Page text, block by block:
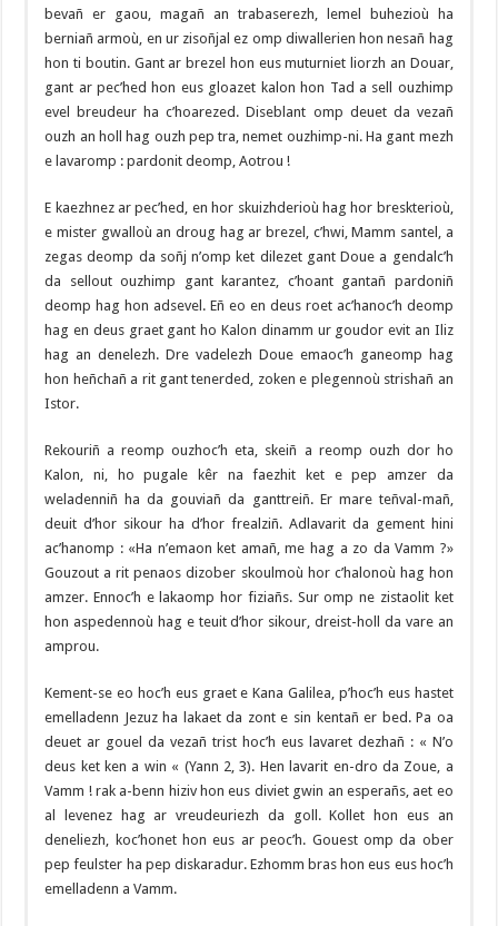
bevañ er gaou, magañ an trabaserezh, lemel buhezioù ha
berniañ armoù, en ur zisoñjal ez omp diwallerien hon nesañ hag
hon ti boutin. Gant ar brezel hon eus muturniet liorzh an Douar,
gant ar pec’hed hon eus gloazet kalon hon Tad a sell ouzhimp
evel breudeur ha c’hoarezed. Diseblant omp deuet da vezañ
ouzh an holl hag ouzh pep tra, nemet ouzhimp-ni. Ha gant mezh
e lavaromp : pardonit deomp, Aotrou !
E kaezhnez ar pec’hed, en hor skuizhderioù hag hor breskterioù,
e mister gwalloù an droug hag ar brezel, c’hwi, Mamm santel, a
zegas deomp da soñj n’omp ket dilezet gant Doue a gendalc’h
da sellout ouzhimp gant karantez, c’hoant gantañ pardoniñ
deomp hag hon adsevel. Eñ eo en deus roet ac’hanoc’h deomp
hag en deus graet gant ho Kalon dinamm ur goudor evit an Iliz
hag an denelezh. Dre vadelezh Doue emaoc’h ganeomp hag
hon heñchañ a rit gant tenerded, zoken e plegennoù strishañ an
Istor.
Rekouriñ a reomp ouzhoc’h eta, skeiñ a reomp ouzh dor ho
Kalon, ni, ho pugale kêr na faezhit ket e pep amzer da
weladenniñ ha da gouviañ da ganttreiñ. Er mare teñval-mañ,
deuit d’hor sikour ha d’hor frealziñ. Adlavarit da gement hini
ac’hanomp : «Ha n’emaon ket amañ, me hag a zo da Vamm ?»
Gouzout a rit penaos dizober skoulmoù hor c’halonoù hag hon
amzer. Ennoc’h e lakaomp hor fiziañs. Sur omp ne zistaolit ket
hon aspedennoù hag e teuit d’hor sikour, dreist-holl da vare an
amprou.
Kement-se eo hoc’h eus graet e Kana Galilea, p’hoc’h eus hastet
emelladenn Jezuz ha lakaet da zont e sin kentañ er bed. Pa oa
deuet ar gouel da vezañ trist hoc’h eus lavaret dezhañ : « N’o
deus ket ken a win « (Yann 2, 3). Hen lavarit en-dro da Zoue, a
Vamm ! rak a-benn hiziv hon eus diviet gwin an esperañs, aet eo
al levenez hag ar vreudeuriezh da goll. Kollet hon eus an
deneliezh, koc’honet hon eus ar peoc’h. Gouest omp da ober
pep feulster ha pep diskaradur. Ezhomm bras hon eus eus hoc’h
emelladenn a Vamm.